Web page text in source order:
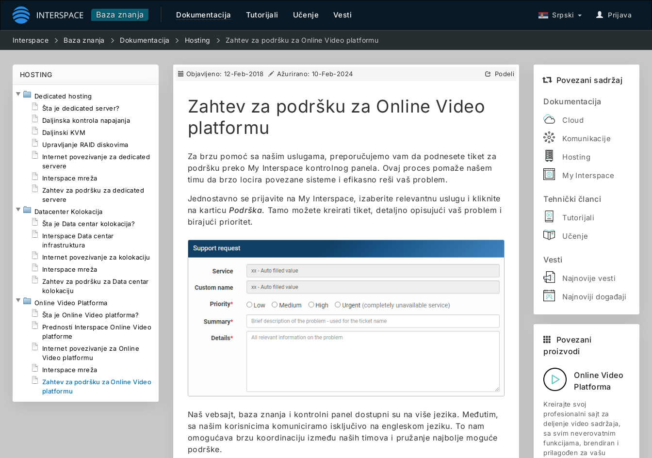
Baza znanja Dokumentacija Tutorijali Učenje Vesti Srpski Prijava
Interspace Baza znanja Dokumentacija Hosting Zahtev za podršku za Online Video platformu
HOSTING
Dedicated hosting
Šta je dedicated server?
Daljinska kontrola napajanja
Daljinski KVM
Upravljanje RAID diskovima
Internet povezivanje za dedicated
servere
Interspace mreža
Zahtev za podršku za dedicated
servere
Datacenter Kolokacija
Šta je Data centar kolokacija?
Interspace Data centar
infrastruktura
Internet povezivanje za kolokaciju
Interspace mreža
Zahtev za podršku za Data centar
kolokaciju
Online Video Platforma
Šta je Online Video platforma?
Prednosti Interspace Online Video
platforme
Internet povezivanje za Online
Video platformu
Interspace mreža
Zahtev za podršku za Online Video
platformu
Objavljeno: 12-Feb-2018 Ažurirano: 10-Feb-2024 Podeli
Zahtev za podršku za Online Video
platformu
Za brzu pomoć sa našim uslugama, preporučujemo vam da podnesete tiket za
podršku preko My Interspace kontrolnog panela. Ovaj proces pomaže našem
timu da brzo locira povezane sisteme i efikasno reši vaš problem.
Jednostavno se prijavite na My Interspace, izaberite relevantnu uslugu i kliknite
na karticuPodrška. Tamo možete kreirati tiket, detaljno opisujući vaš problem i
birajući prioritet.
Naš vebsajt, baza znanja i kontrolni panel dostupni su na više jezika. Međutim,
sa našim korisnicima komuniciramo isključivo na engleskom jeziku. To nam
omogućava brzu koordinaciju između naših timova i pružanje najbolje moguće
podrške.
Povezani sadržaj
Dokumentacija
Cloud
Komunikacije
Hosting
My Interspace
Tehnički članci
Tutorijali
Učenje
Vesti
Najnovije vesti
Najnoviji događaji
Povezani
proizvodi
Online Video
Platforma
Kreirajte svoj
profesionalni sajt za
deljenje video sadržaja,
sa svim neverovatnim
funkcijama, brendiran i
prilagođen za vašu